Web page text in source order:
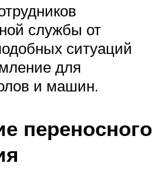
службы от
ситуаций
для
и машин.
переносного